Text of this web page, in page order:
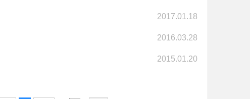
2017.01.18
2016.03.28
2015.01.20